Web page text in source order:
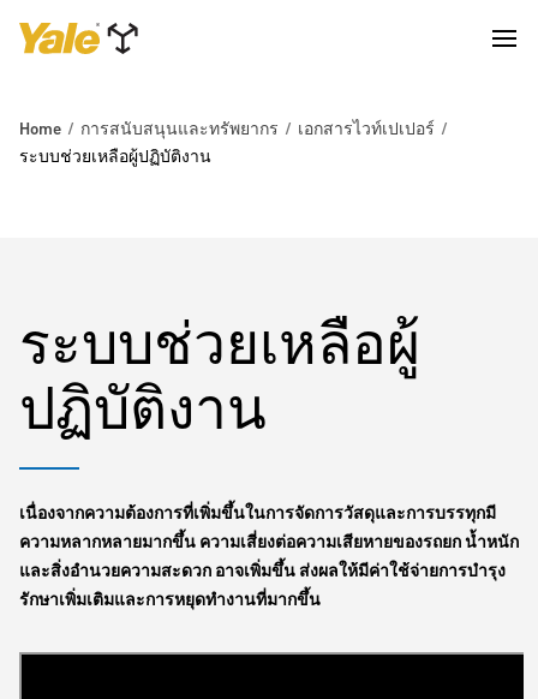
Home การสนับสนุนและทรัพยากร
เอกสารไวท์เปเปอร์
ระบบช่วยเหลือผู้ปฏิบัติงาน
ระบบช่วยเหลือผู้
ปฏิบัติงาน
เนื่องจากความต้องการที่เพิ่มขึ้นในการจัดการวัสดุและการบรรทุกมี
ความหลากหลายมากขึ้น ความเสี่ยงต่อความเสียหายของรถยก น้ำหนัก
และสิ่งอำนวยความสะดวก อาจเพิ่มขึ้น ส่งผลให้มีค่าใช้จ่ายการบำรุง
รักษาเพิ่มเติมและการหยุดทำงานที่มากขึ้น